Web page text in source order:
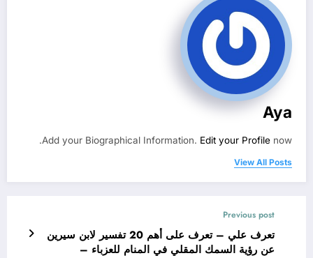
Aya
Add your Biographical Information. Edit your Profile now.
View All Posts
Previous post
تعرف علي – تعرف على أهم 20 تفسير لابن سيرين
عن رؤية السمك المقلي في المنام للعزباء –